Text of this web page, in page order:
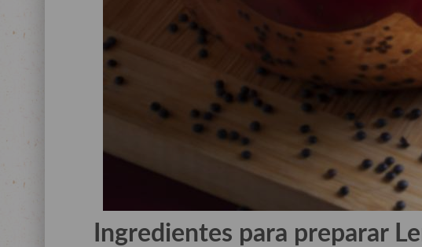
Ingredientes para preparar